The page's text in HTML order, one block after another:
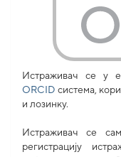
Истраживач се у
ORCID система,
и лозинку.
Истраживач се
регистрацију